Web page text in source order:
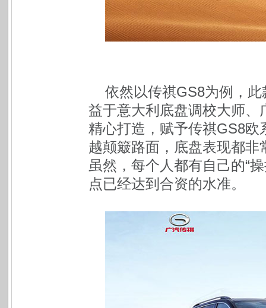
依然以传祺GS8为例，
益于意大利底盘调校大师
精心打造，赋予传祺GS8
越颠簸路面，底盘表现都非
虽然，每个人都有自己的“
点已经达到合资的水准。